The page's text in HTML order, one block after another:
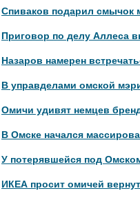
Спиваков подарил смычок
Приговор по делу Аллеса
Назаров намерен
В управделами омской
Омичи удивят немцев
В Омске начался
У потерявшейся под
ИКЕА просит омичей